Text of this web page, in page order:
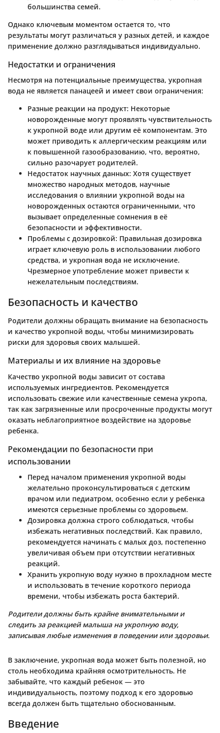
большинства семей.
Однако ключевым моментом остается то, что
результаты могут различаться у разных детей, и каждое
применение должно разглядываться индивидуально.
Недостатки и ограничения
Несмотря на потенциальные преимущества, укропная
вода не является панацеей и имеет свои ограничения:
Разные реакции на продукт: Некоторые
новорожденные могут проявлять чувствительность
к укропной воде или другим её компонентам. Это
может приводить к аллергическим реакциям или
к повышенной газообразованию, что, вероятно,
сильно разочарует родителей.
Недостаток научных данных: Хотя существует
множество народных методов, научные
исследования о влиянии укропной воды на
новорожденных остаются ограниченными, что
вызывает определенные сомнения в её
безопасности и эффективности.
Проблемы с дозировкой: Правильная дозировка
играет ключевую роль в использовании любого
средства, и укропная вода не исключение.
Чрезмерное употребление может привести к
нежелательным последствиям.
Безопасность и качество
Родители должны обращать внимание на безопасность
и качество укропной воды, чтобы минимизировать
риски для здоровья своих малышей.
Материалы и их влияние на здоровье
Качество укропной воды зависит от состава
используемых ингредиентов. Рекомендуется
использовать свежие или качественные семена укропа,
так как загрязненные или просроченные продукты могут
оказать неблагоприятное воздействие на здоровье
ребенка.
Рекомендации по безопасности при
использовании
Перед началом применения укропной воды
желательно проконсультироваться с детским
врачом или педиатром, особенно если у ребенка
имеются серьезные проблемы со здоровьем.
Дозировка должна строго соблюдаться, чтобы
избежать негативных последствий. Как правило,
рекомендуется начинать с малых доз, постепенно
увеличивая объем при отсутствии негативных
реакций.
Хранить укропную воду нужно в прохладном месте
и использовать в течение короткого периода
времени, чтобы избежать роста бактерий.
Родители должны быть крайне внимательными и
следить за реакцией малыша на укропную воду,
записывая любые изменения в поведении или здоровьи.
В заключение, укропная вода может быть полезной, но
столь необходима крайняя осмотрительность. Не
забывайте, что каждый ребенок — это
индивидуальность, поэтому подход к его здоровью
всегда должен быть тщательно обоснованным.
Введение